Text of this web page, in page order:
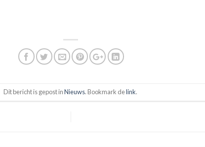
Dit bericht is gepost inNieuws. Bookmark delink.